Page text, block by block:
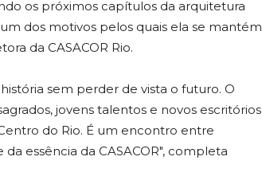
os próximos capítulos da arquitetura
dos motivos pelos quais ela se mantém
da CASACOR Rio.
sem perder de vista o futuro. O
jovens talentos e novos escritórios
do Rio. É um encontro entre
essência da CASACOR", completa